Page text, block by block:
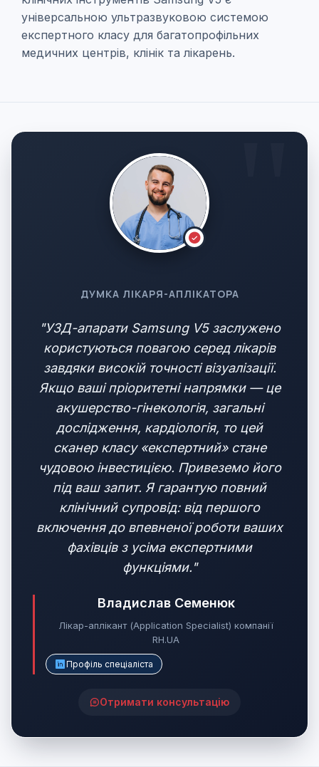
універсальною ультразвуковою системою
експертного класу для багатопрофільних
медичних центрів, клінік та лікарень.
ДУМКА ЛІКАРЯ-АПЛІКАТОРА
"УЗД-апарати Samsung V5 заслужено
користуються повагою серед лікарів
завдяки високій точності візуалізації.
Якщо ваші пріоритетні напрямки — це
акушерство-гінекологія, загальні
дослідження, кардіологія, то цей
сканер класу «експертний» стане
чудовою інвестицією. Привеземо його
під ваш запит. Я гарантую повний
клінічний супровід: від першого
включення до впевненої роботи ваших
фахівців з усіма експертними
функціями."
Владислав Семенюк
Лікар-аплікант (Application Specialist) компанії
RH.UA
Профіль спеціаліста
Отримати консультацію